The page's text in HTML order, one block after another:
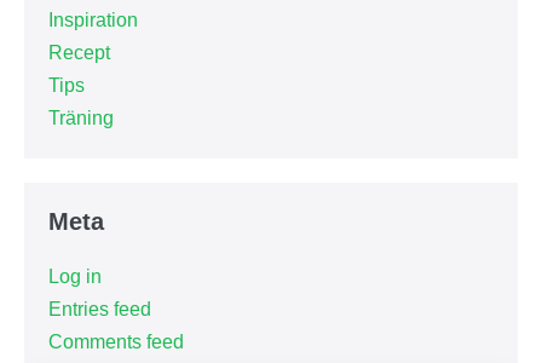
Inspiration
Recept
Tips
Träning
Meta
Log in
Entries feed
Comments feed